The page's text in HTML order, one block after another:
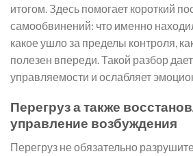
итогом. Здесь помогает короткий
самообвинений: что именно
какое ушло за пределы контроля,
полезен впереди. Такой разбор
управляемости и ослабляет
Перегруз а также
управление возбуждения
Перегруз не обязательно